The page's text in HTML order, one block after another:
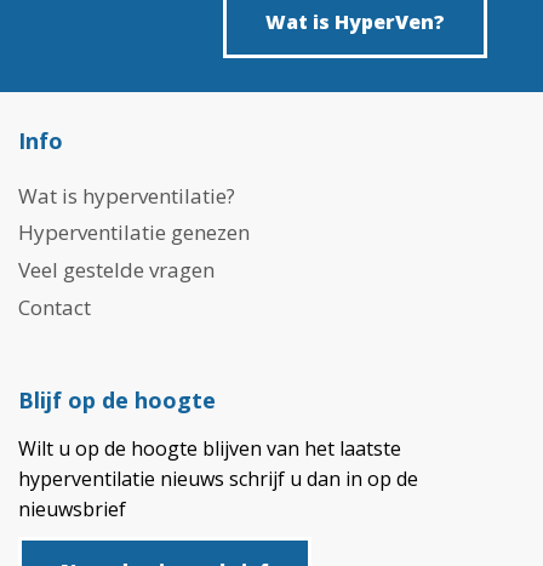
Wat is HyperVen?
Info
Wat is hyperventilatie?
Hyperventilatie genezen
Veel gestelde vragen
Contact
Blijf op de hoogte
Wilt u op de hoogte blijven van het laatste
hyperventilatie nieuws schrijf u dan in op de
nieuwsbrief